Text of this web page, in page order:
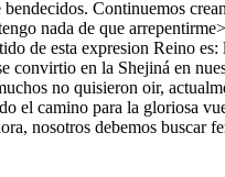
Continuemos
nada de que
de esta expresion Reino
convirtio en la Shejiná en
no quisieron oir,
el camino para la gloriosa
nosotros debemos